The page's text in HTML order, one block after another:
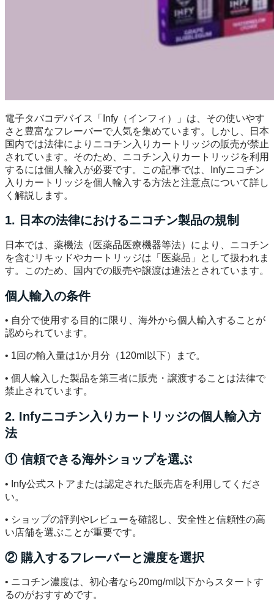
電子タバコデバイス「Infy（インフィ）」は、その使いやす
さと豊富なフレーバーで人気を集めています。しかし、日本
国内では法律によりニコチン入りカートリッジの販売が禁止
されています。そのため、ニコチン入りカートリッジを利用
するには個人輸入が必要です。この記事では、Infyニコチン
入りカートリッジを個人輸入する方法と注意点について詳し
く解説します。
1. 日本の法律におけるニコチン製品の規制
日本では、薬機法（医薬品医療機器等法）により、ニコチン
を含むリキッドやカートリッジは「医薬品」として扱われま
す。このため、国内での販売や譲渡は違法とされています。
個人輸入の条件
• 自分で使用する目的に限り、海外から個人輸入することが
認められています。
• 1回の輸入量は1か月分（120ml以下）まで。
• 個人輸入した製品を第三者に販売・譲渡することは法律で
禁止されています。
2. Infyニコチン入りカートリッジの個人輸入方
法
① 信頼できる海外ショップを選ぶ
• Infy公式ストアまたは認定された販売店を利用してくださ
い。
• ショップの評判やレビューを確認し、安全性と信頼性の高
い店舗を選ぶことが重要です。
② 購入するフレーバーと濃度を選択
• ニコチン濃度は、初心者なら20mg/ml以下からスタートす
るのがおすすめです。